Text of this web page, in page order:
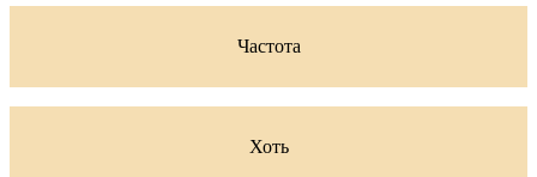
Частота
Хоть